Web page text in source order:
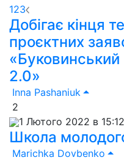
123
Добігає кінця
проєктних
2.0»
Inna Pashaniuk
2
1 Лютого 2022 в 15:12
Школа
Marichka Dovbenko